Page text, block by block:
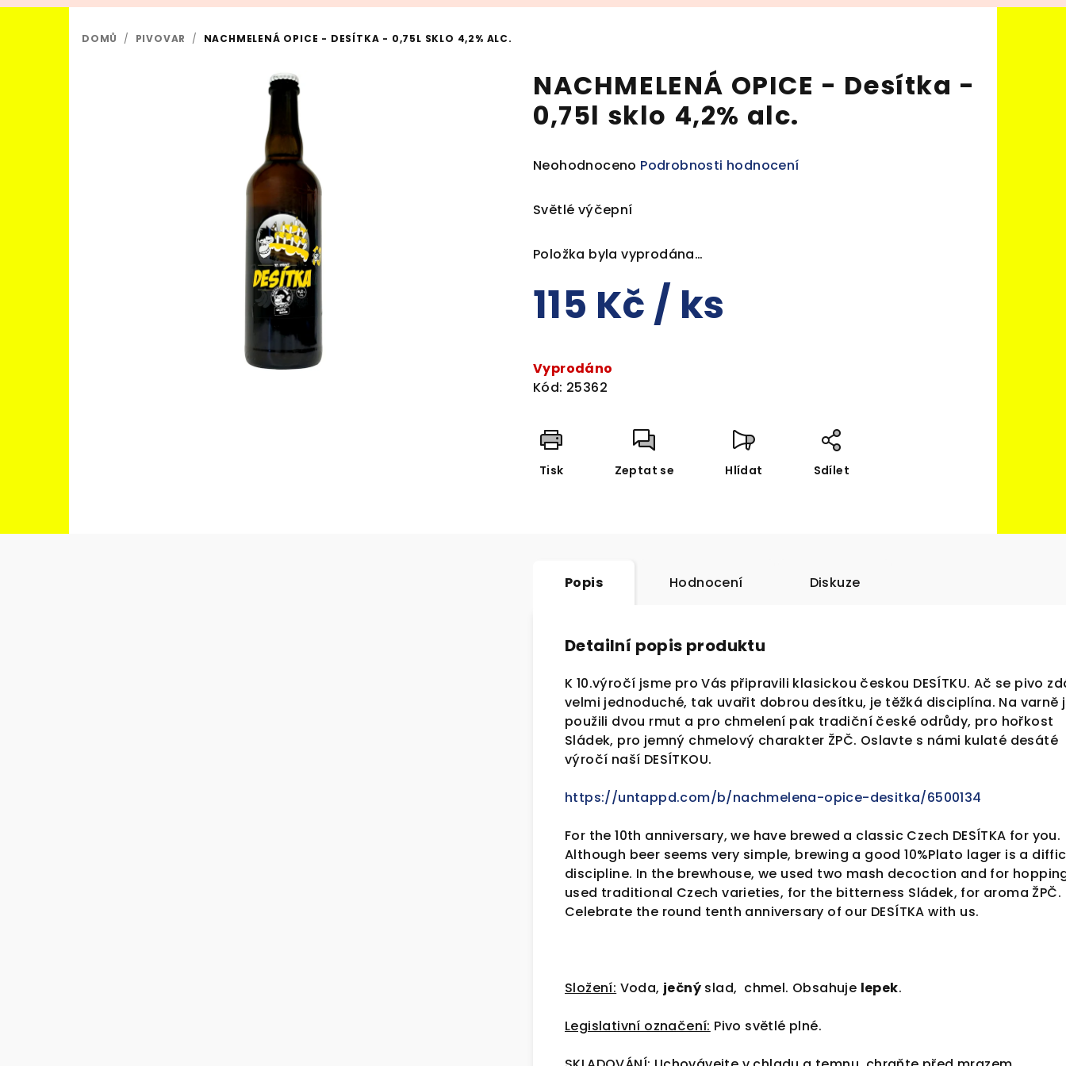
DOMŮ / PIVOVAR / NACHMELENÁ OPICE - DESÍTKA - 0,75L SKLO 4,2% ALC.
NACHMELENÁ OPICE - Desítka -
0,75l sklo 4,2% alc.
Průměrné
produktu
z
hvězdiček.
Neohodnoceno Podrobnosti hodnocení
Světlé výčepní
Položka byla vyprodána…
115 Kč / ks
cena:
Vyprodáno
Kód: 25362
Tisk Zeptat se Hlídat Sdílet
Popis Hodnocení Diskuze
Detailní popis produktu
K 10.výročí jsme pro Vás připravili klasickou českou DESÍTKU. Ač se pivo
velmi jednoduché, tak uvařit dobrou desítku, je těžká disciplína. Na varně
použili dvou rmut a pro chmelení pak tradiční české odrůdy, pro hořkost
Sládek, pro jemný chmelový charakter ŽPČ. Oslavte s námi kulaté desáté
výročí naší DESÍTKOU.
https://untappd.com/b/nachmelena-opice-desitka/6500134
For the 10th anniversary, we have brewed a classic Czech DESÍTKA for you.
Although beer seems very simple, brewing a good 10%Plato lager is a
discipline. In the brewhouse, we used two mash decoction and for
used traditional Czech varieties, for the bitterness Sládek, for aroma ŽPČ.
Celebrate the round tenth anniversary of our DESÍTKA with us.
Složení: Voda, ječný slad, chmel. Obsahuje lepek.
Legislativní označení: Pivo světlé plné.